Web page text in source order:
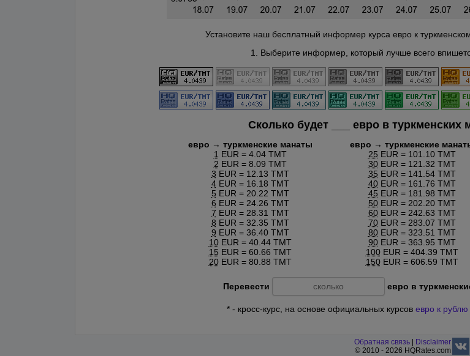
Установите наш бесплатный информер курса евро к
1. Выберите информер, который лучше всего
Сколько будет евро в туркменских
евро → туркменские манаты
1 EUR = 4.04 TMT
2 EUR = 8.09 TMT
3 EUR = 12.13 TMT
4EUR = 16.18 TMT
5 EUR = 20.22 TMT
6 EUR = 24.26 TMT
7 EUR = 28.31 TMT
8 EUR = 32.35 TMT
9 EUR = 36.40 TMT
10EUR = 40.44 TMT
15 EUR = 60.66 TMT
20EUR = 80.88 TMT
евро → туркменские
25 EUR = 101.10 TMT
30EUR = 121.32 TMT
35 EUR = 141.54 TMT
40EUR = 161.76 TMT
45 EUR = 181.98 TMT
50EUR = 202.20 TMT
60EUR = 242.63 TMT
70EUR = 283.07 TMT
80EUR = 323.51 TMT
90EUR = 363.95 TMT
100EUR = 404.39 TMT
150EUR = 606.59 TMT
Перевести евро в
* - кросс-курс, на основе официальных курсов евро к рублю
Обратная связь
Disclaimer
© 2010 - 2026 HQRates.com